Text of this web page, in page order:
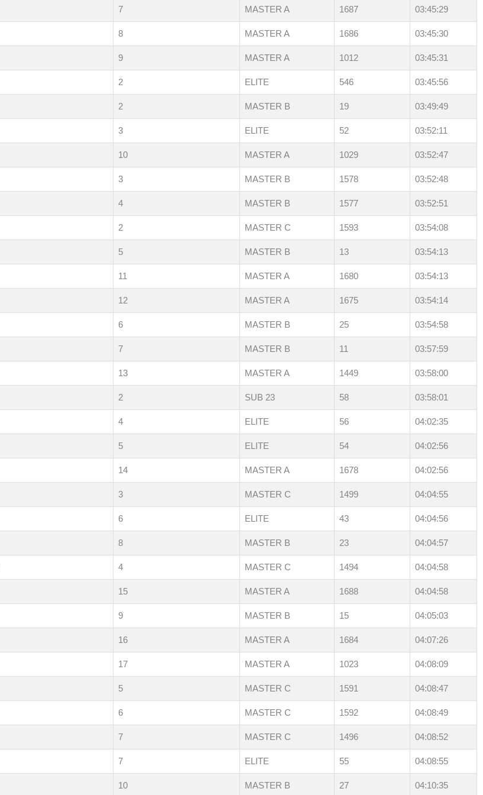
7 MASTER A 1687 03:45:29
8 MASTER A 1686 03:45:30
9 MASTER A 1012 03:45:31
2 ELITE 546 03:45:56
2 MASTER B 19 03:49:49
3 ELITE 52 03:52:11
10 MASTER A 1029 03:52:47
3 MASTER B 1578 03:52:48
4 MASTER B 1577 03:52:51
2 MASTER C 1593 03:54:08
5 MASTER B 13 03:54:13
11 MASTER A 1680 03:54:13
12 MASTER A 1675 03:54:14
6 MASTER B 25 03:54:58
7 MASTER B 11 03:57:59
13 MASTER A 1449 03:58:00
2 SUB 23 58 03:58:01
4 ELITE 56 04:02:35
5 ELITE 54 04:02:56
14 MASTER A 1678 04:02:56
3 MASTER C 1499 04:04:55
6 ELITE 43 04:04:56
8 MASTER B 23 04:04:57
4 MASTER C 1494 04:04:58
15 MASTER A 1688 04:04:58
9 MASTER B 15 04:05:03
16 MASTER A 1684 04:07:26
17 MASTER A 1023 04:08:09
5 MASTER C 1591 04:08:47
6 MASTER C 1592 04:08:49
7 MASTER C 1496 04:08:52
7 ELITE 55 04:08:55
10 MASTER B 27 04:10:35